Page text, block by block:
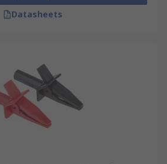
Datasheets